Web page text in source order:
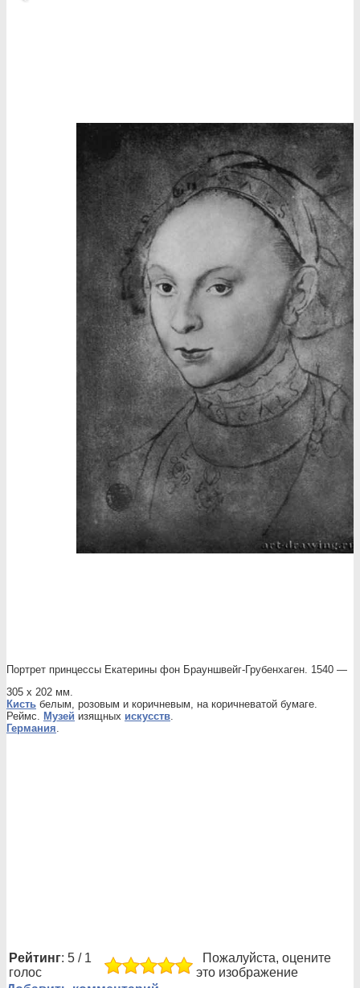
Портрет принцессы Екатерины фон Брауншвейг-Грубенхаген. 1540 —
305 х 202 мм.
Кисть белым, розовым и коричневым, на коричневатой бумаге.
Реймс. Музей изящных искусств.
Германия.
Рейтинг: 5 / 1
голос
Пожалуйста, оцените
это изображение